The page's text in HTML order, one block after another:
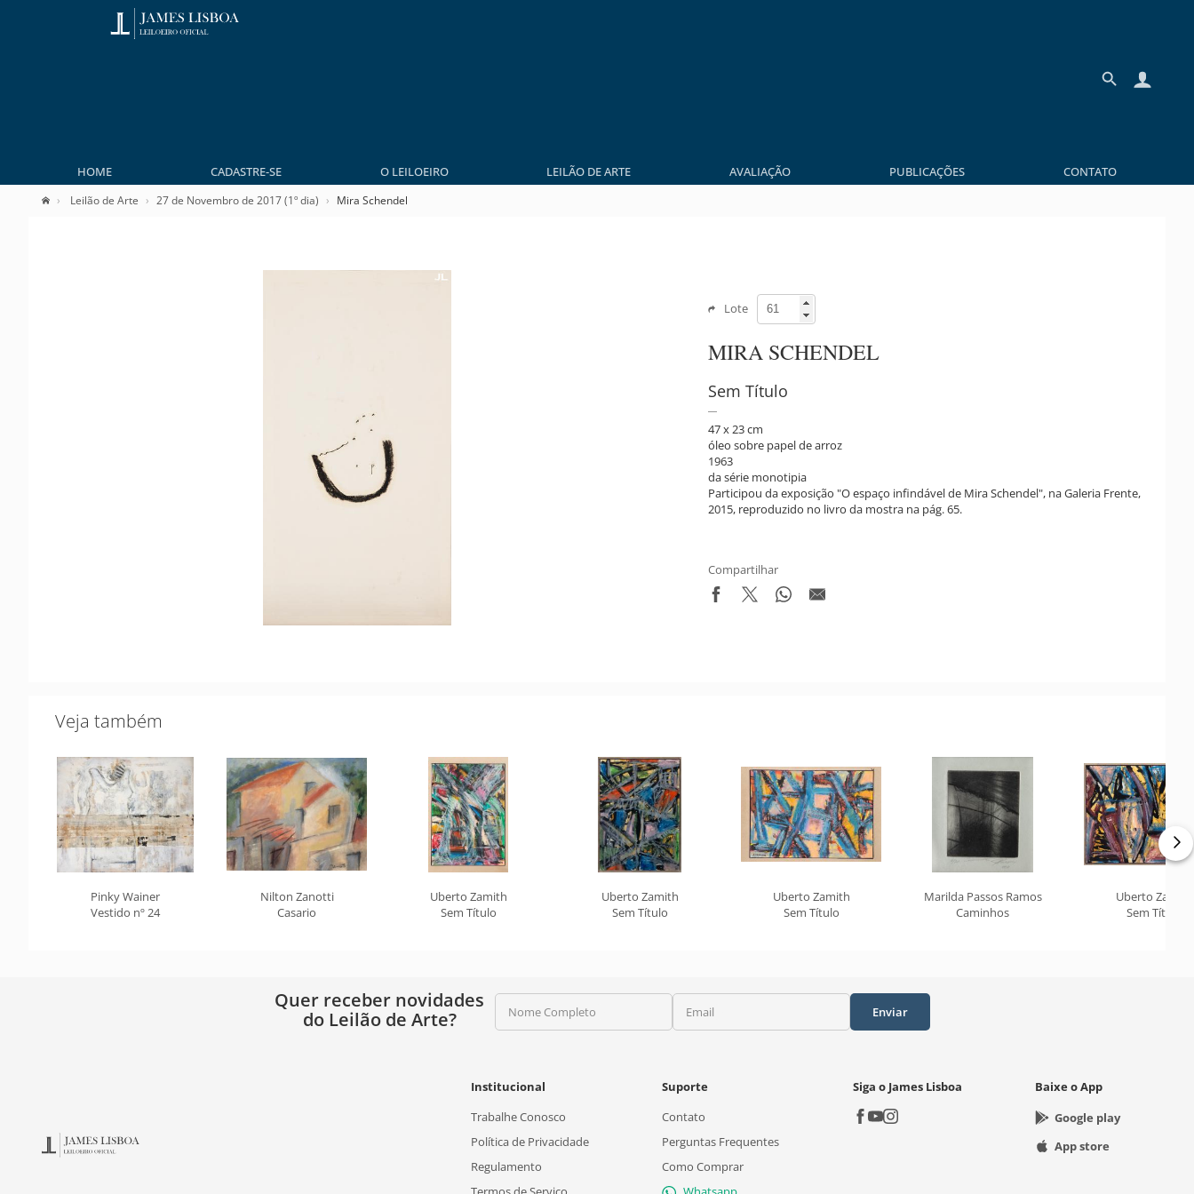
HOME CADASTRE-SE O LEILOEIRO LEILÃO DE ARTE AVALIAÇÃO PUBLICAÇÕES CONTATO
Leilão de Arte 27 de Novembro de 2017 (1º dia) Mira Schendel
Lote
MIRA SCHENDEL
Sem Título
47 x 23 cm
óleo sobre papel de arroz
1963
da série monotipia
Participou da exposição "O espaço infindável de Mira Schendel", na Galeria Frente,
2015, reproduzido no livro da mostra na pág. 65.
Compartilhar
Veja também
Pinky Wainer
Vestido nº 24
Nilton Zanotti
Casario
Uberto Zamith
Sem Título
Uberto Zamith
Sem Título
Uberto Zamith
Sem Título
Marilda Passos Ramos
Caminhos
Uberto Zamith
Sem Título
Quer receber novidades
do Leilão de Arte?
Nome Completo Email Enviar
Institucional
Trabalhe Conosco
Política de Privacidade
Regulamento
Suporte
Contato
Perguntas Frequentes
Como Comprar
Siga o James Lisboa
Baixe o App
Google play
App store